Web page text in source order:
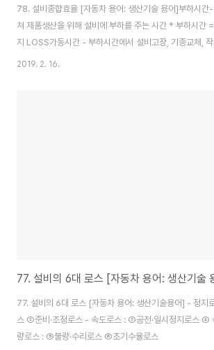
78. 설비종합효율 [자동차 용어: 생산기술 용어]부하시간-
쳐 제품생산을 위해 설비에 부하를 주는 시간 * 부하시간
지 LOSS가동시간 - 부하시간에서 설비고장, 기종교체,
지시간을 제외한 시간으로 설비가 실제 가동한 시간 * 가
2019. 2. 16.
77. 설비의 6대 로스 [자동차 용어: 생산기술
77. 설비의 6대 로스 [자동차 용어: 생산기술용어] - 정지
스 ②준비·조정로스 - 속도로스 : ③공전·일시정지로스 ④
량로스 : ⑤불량·수리로스 ⑥초기수율로스